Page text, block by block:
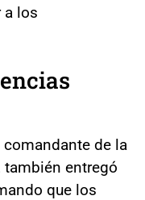
a los
comandante de la
entregó
que los